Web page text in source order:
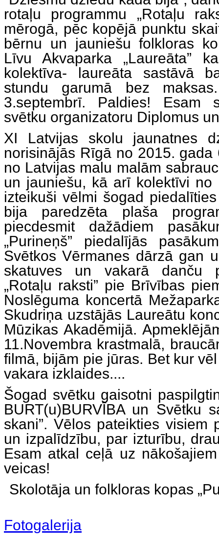
rotaļu programmu „Rotaļu
mērogā, pēc kopējā punktu
bērnu un jauniešu folkloras
Līvu Akvaparka „Laureāta”
kolektīva- laureāta sastāvā
stundu garumā bez
3.septembrī. Paldies! Esam
svētku organizatoru Diplomus
XI Latvijas skolu jaunatnes
norisinājās Rīgā no 2015.
no Latvijas malu malām
un jauniešu, kā arī kolektīvi no
izteikuši vēlmi šogad
bija paredzēta plaša
piecdesmit dažādiem
„Purineņš” piedalījās
Svētkos Vērmanes dārzā gan
skatuves un vakarā danču
„Rotaļu raksti” pie Brīvības
Noslēguma koncertā
Skudriņa uzstājās Laureātu
Mūzikas Akadēmijā.
11.Novembra krastmalā,
filmā, bijām pie jūras. Bet kur
vakara izklaides....
Šogad svētku gaisotni
BURT(u)BURVĪBA un Svētku
skani”. Vēlos pateikties visiem
un izpalīdzību, par izturību,
Esam atkal ceļā uz
veicas!
Skolotāja un folkloras kopas
Fotogalerija